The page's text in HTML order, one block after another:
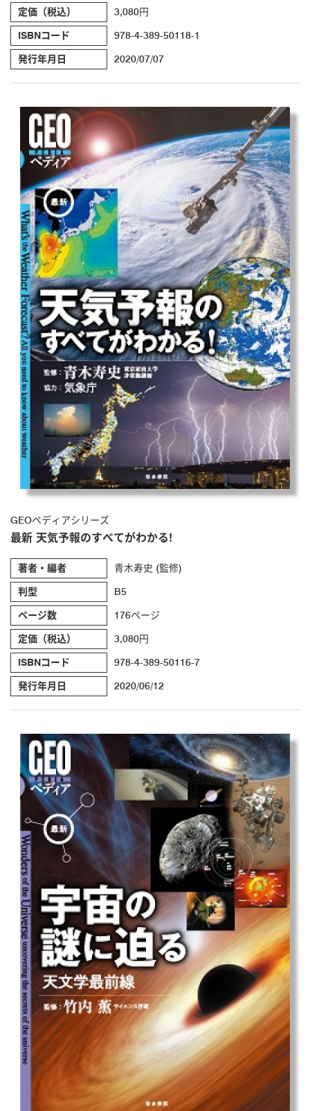
定価（税込） 3,080円
ISBNコード 978-4-389-50118-1
発行年月日 2020/07/07
GEOペディアシリーズ
最新 天気予報のすべてがわかる!
著者・編者 青木寿史 (監修)
判型 B5
ページ数 176ページ
定価（税込） 3,080円
ISBNコード 978-4-389-50116-7
発行年月日 2020/06/12